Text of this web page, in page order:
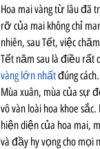
Hoa mai vàng từ lâu đã
rỡ của mai không chỉ
nhiên, sau Tết, việc
Tết năm sau là điều rất
vàng lớn nhất đúng cách.
Mùa xuân, mùa của sự
vô vàn loài hoa khoe
hiện diện của hoa mai,
và đầy hy vọng cho mọi